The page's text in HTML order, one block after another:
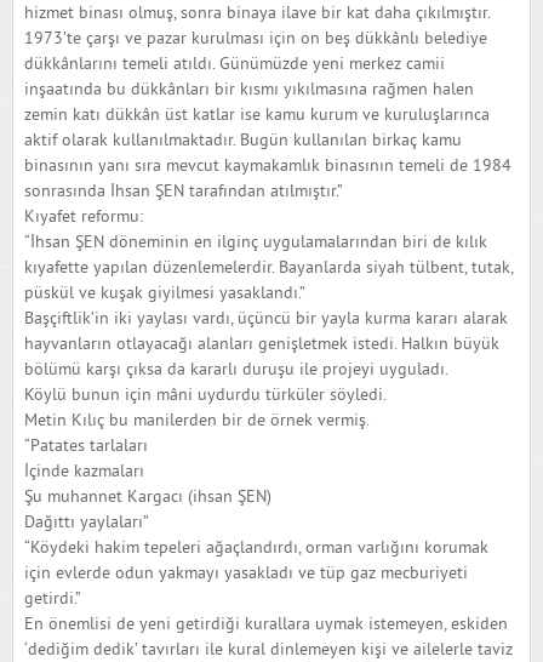
hizmet binası olmuş, sonra binaya ilave bir kat daha çıkılmıştır.
1973’te çarşı ve pazar kurulması için on beş dükkânlı belediye
dükkânlarını temeli atıldı. Günümüzde yeni merkez camii
inşaatında bu dükkânları bir kısmı yıkılmasına rağmen halen
zemin katı dükkân üst katlar ise kamu kurum ve kuruluşlarınca
aktif olarak kullanılmaktadır. Bugün kullanılan birkaç kamu
binasının yanı sıra mevcut kaymakamlık binasının temeli de 1984
sonrasında İhsan ŞEN tarafından atılmıştır.”
Kıyafet reformu:
“İhsan ŞEN döneminin en ilginç uygulamalarından biri de kılık
kıyafette yapılan düzenlemelerdir. Bayanlarda siyah tülbent, tutak,
püskül ve kuşak giyilmesi yasaklandı.”
Başçiftlik’in iki yaylası vardı, üçüncü bir yayla kurma kararı alarak
hayvanların otlayacağı alanları genişletmek istedi. Halkın büyük
bölümü karşı çıksa da kararlı duruşu ile projeyi uyguladı.
Köylü bunun için mâni uydurdu türküler söyledi.
Metin Kılıç bu manilerden bir de örnek vermiş.
“Patates tarlaları
İçinde kazmaları
Şu muhannet Kargacı (ihsan ŞEN)
Dağıttı yaylaları”
“Köydeki hakim tepeleri ağaçlandırdı, orman varlığını korumak
için evlerde odun yakmayı yasakladı ve tüp gaz mecburiyeti
getirdi.”
En önemlisi de yeni getirdiği kurallara uymak istemeyen, eskiden
‘dediğim dedik’ tavırları ile kural dinlemeyen kişi ve ailelerle taviz